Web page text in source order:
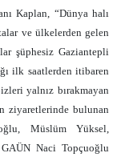
Kaplan, “Dünya halı
ve ülkelerden gelen
şüphesiz Gaziantepli
ilk saatlerden itibaren
yalnız bırakmayan
ziyaretlerinde bulunan
Müslüm Yüksel,
Naci Topçuoğlu